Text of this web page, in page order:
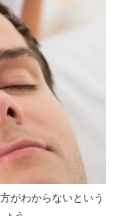
がわからないという